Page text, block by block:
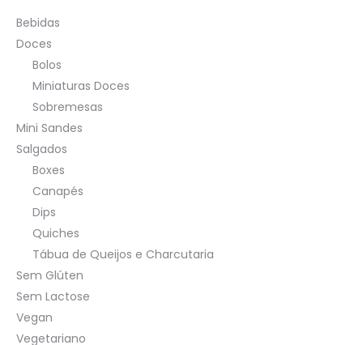
Bebidas
Doces
Bolos
Miniaturas Doces
Sobremesas
Mini Sandes
Salgados
Boxes
Canapés
Dips
Quiches
Tábua de Queijos e Charcutaria
Sem Glúten
Sem Lactose
Vegan
Vegetariano